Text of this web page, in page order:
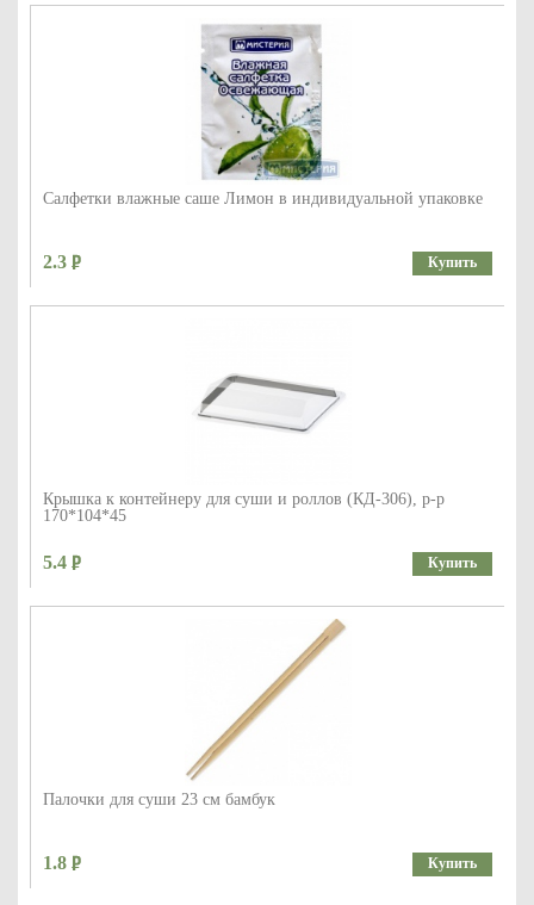
Салфетки влажные саше Лимон в индивидуальной упаковке
2.3 Купить
Крышка к контейнеру для суши и роллов (КД-306), р-р
170*104*45
5.4 Купить
Палочки для суши 23 см бамбук
1.8 Купить